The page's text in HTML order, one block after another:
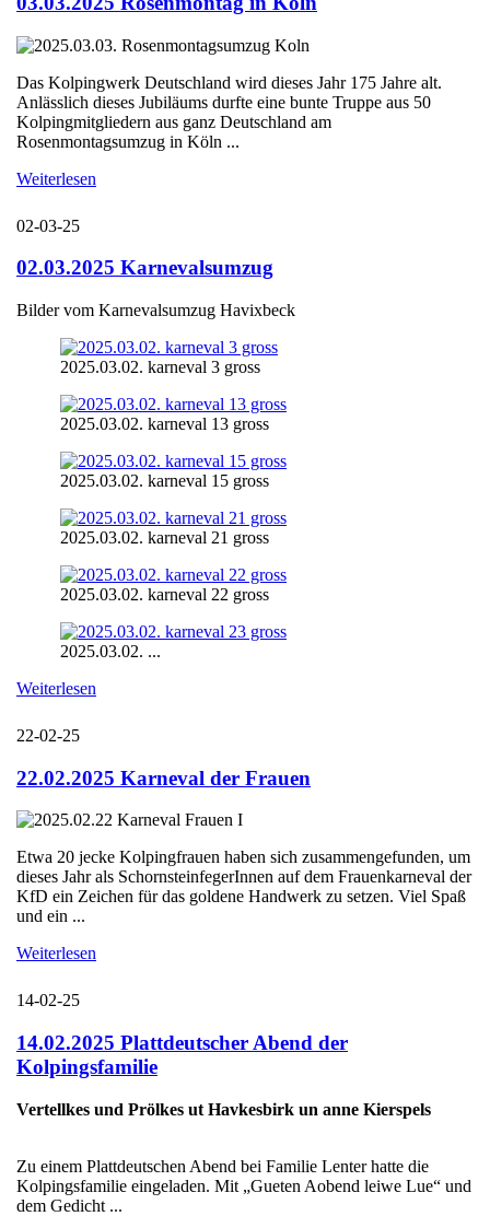
Das Kolpingwerk Deutschland wird dieses Jahr 175 Jahre alt.
Anlässlich dieses Jubiläums durfte eine bunte Truppe aus 50
Kolpingmitgliedern aus ganz Deutschland am
Rosenmontagsumzug in Köln ...
Weiterlesen
02-03-25
02.03.2025 Karnevalsumzug
Bilder vom Karnevalsumzug Havixbeck
2025.03.02. karneval 3 gross
2025.03.02. karneval 13 gross
2025.03.02. karneval 15 gross
2025.03.02. karneval 21 gross
2025.03.02. karneval 22 gross
2025.03.02. ...
Weiterlesen
22-02-25
22.02.2025 Karneval der Frauen
Etwa 20 jecke Kolpingfrauen haben sich zusammengefunden, um
dieses Jahr als SchornsteinfegerInnen auf dem Frauenkarneval der
KfD ein Zeichen für das goldene Handwerk zu setzen. Viel Spaß
und ein ...
Weiterlesen
14-02-25
14.02.2025 Plattdeutscher Abend der
Kolpingsfamilie
Vertellkes und Prölkes ut Havkesbirk un anne Kierspels
Zu einem Plattdeutschen Abend bei Familie Lenter hatte die
Kolpingsfamilie eingeladen. Mit „Gueten Aobend leiwe Lue“ und
dem Gedicht ...